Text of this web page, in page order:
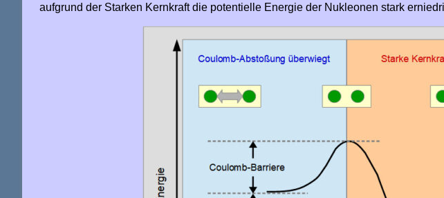
aufgrund der Starken Kernkraft die potentielle Energie der Nukleonen stark